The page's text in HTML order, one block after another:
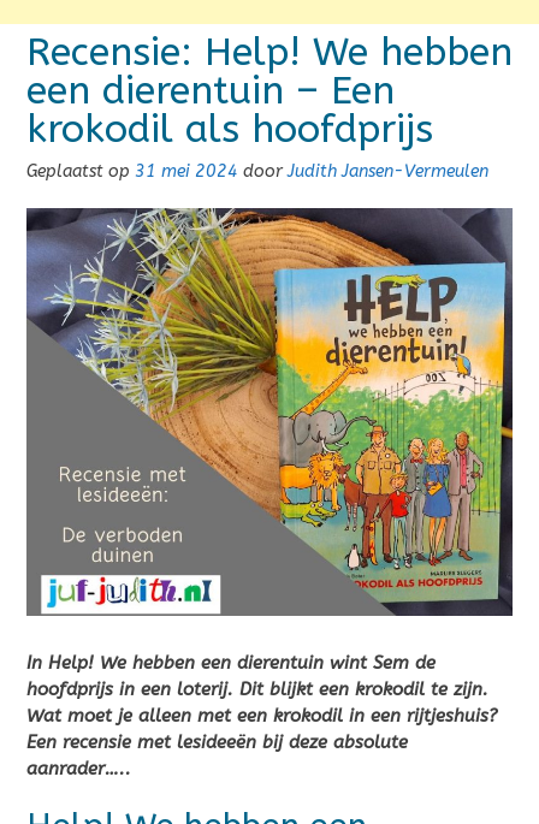
Recensie: Help! We hebben
een dierentuin – Een
krokodil als hoofdprijs
Geplaatst op 31 mei 2024 doorJudith Jansen-Vermeulen
In Help! We hebben een dierentuin wint Sem de
hoofdprijs in een loterij. Dit blijkt een krokodil te zijn.
Wat moet je alleen met een krokodil in een rijtjeshuis?
Een recensie met lesideeën bij deze absolute
aanrader…..